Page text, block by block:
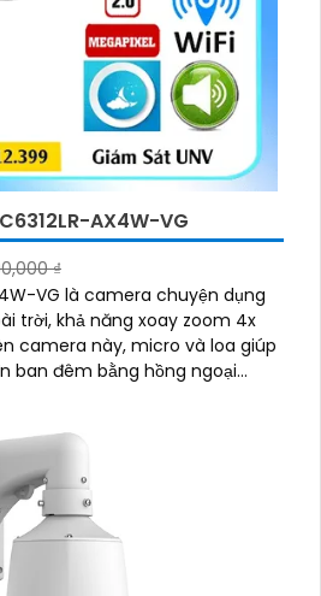
AX4W-VG
₫
VG là camera chuyện dụng
trời, khả năng xoay zoom 4x
camera này, micro và loa giúp
ban đêm bằng hồng ngoại